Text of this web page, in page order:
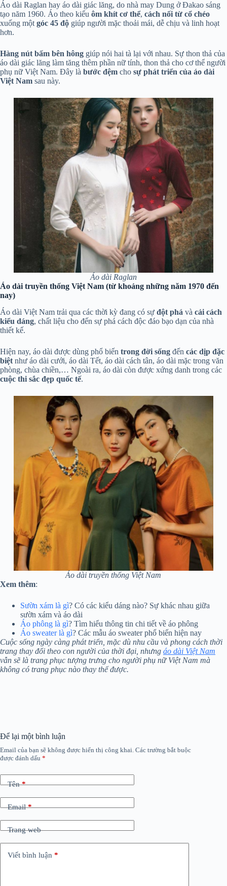
Áo dài Raglan hay áo dài giác lăng, do nhà may Dung ở Đakao sáng
tạo năm 1960. Áo theo kiểu ôm khít cơ thể, cách nối từ cổ chéo
xuống một góc 45 độ giúp người mặc thoải mái, dễ chịu và linh hoạt
hơn.
Hàng nút bấm bên hông giúp nói hai tà lại với nhau. Sự thon thả của
áo dài giác lăng làm tăng thêm phần nữ tính, thon thả cho cơ thể người
phụ nữ Việt Nam. Đây là bước đệm cho sự phát triển của áo dài
Việt Nam sau này.
Áo dài Raglan
Áo dài truyền thống Việt Nam (từ khoảng những năm 1970 đến
nay)
Áo dài Việt Nam trải qua các thời kỳ đang có sự đột phá và cải cách
kiểu dáng, chất liệu cho đến sự phá cách độc đáo bạo dạn của nhà
thiết kế.
Hiện nay, áo dài được dùng phổ biến trong đời sống đến các dịp đặc
biệt như áo dài cưới, áo dài Tết, áo dài cách tân, áo dài mặc trong văn
phòng, chùa chiền,… Ngoài ra, áo dài còn được xứng danh trong các
cuộc thi sắc đẹp quốc tế.
Áo dài truyền thống Việt Nam
Xem thêm:
Sườn xám là gì? Có các kiểu dáng nào? Sự khác nhau giữa
sườn xám và áo dài
Áo phông là gì? Tìm hiểu thông tin chi tiết về áo phông
Áo sweater là gì? Các mẫu áo sweater phổ biến hiện nay
Cuộc sống ngày càng phát triển, mặc dù nhu cầu và phong cách thời
trang thay đổi theo con người của thời đại, nhưng áo dài Việt Nam
vẫn sẽ là trang phục tượng trưng cho người phụ nữ Việt Nam mà
không có trang phục nào thay thế được.
Để lại một bình luận
Email của bạn sẽ không được hiển thị công khai. Các trường bắt buộc
được đánh dấu *
Tên*
Email*
Trang web
Viết bình luận *